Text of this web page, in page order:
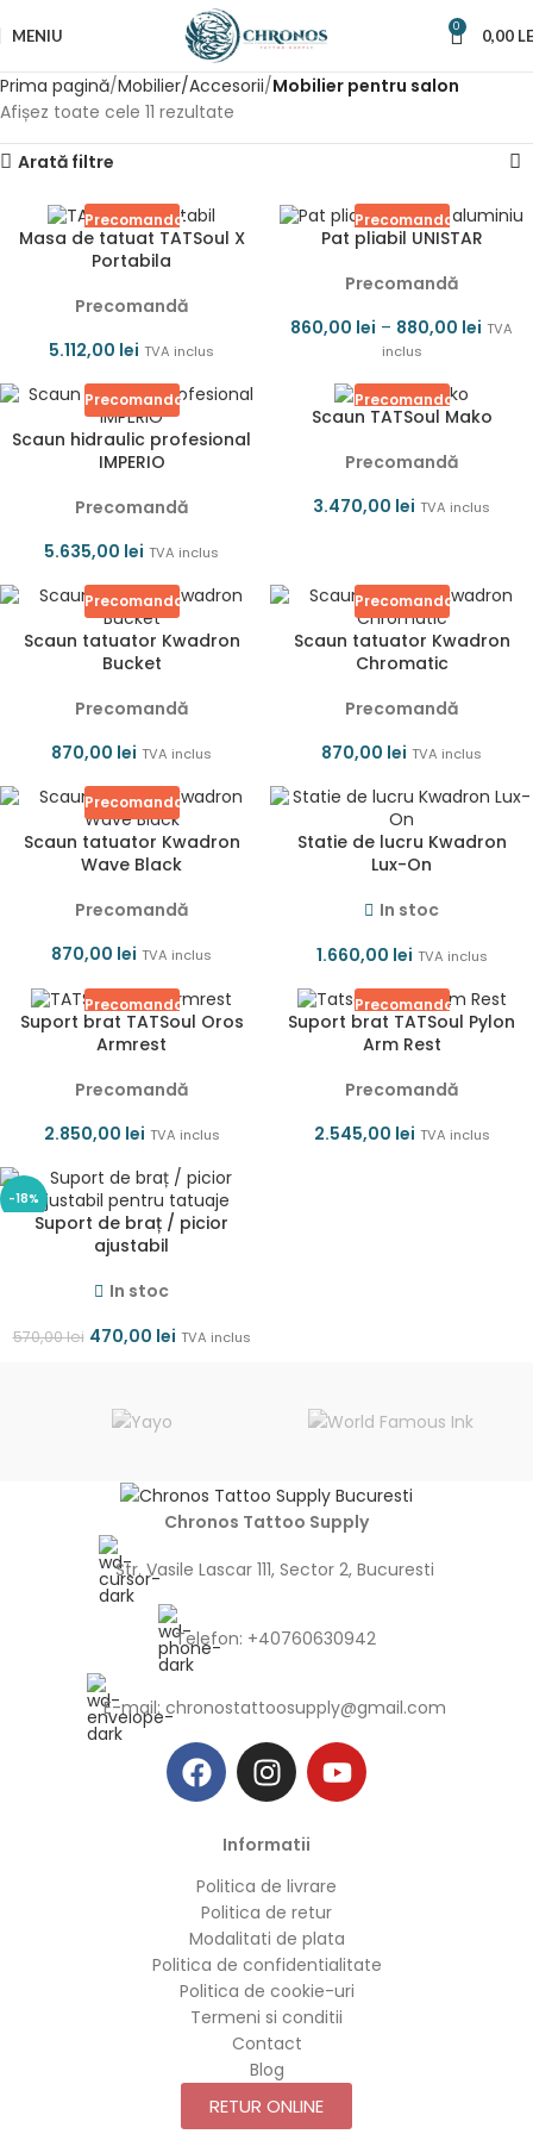
MENIU 0 0,00
Prima pagină Mobilier/Accesorii Mobilier pentru salon
Afișez toate cele 11 rezultate
Arată filtre
Precomanda
Masa de tatuat TATSoul X
Portabila
Precomandă
5.112,00 lei TVA inclus
Precomanda
Pat pliabil UNISTAR
Precomandă
860,00 lei – 880,00 lei TVA
inclus
Precomanda
Scaun hidraulic profesional
IMPERIO
Precomandă
5.635,00 lei TVA inclus
Precomanda
Scaun TATSoul Mako
Precomandă
3.470,00 lei TVA inclus
Precomanda
Scaun tatuator Kwadron
Bucket
Precomandă
870,00 lei TVA inclus
Precomanda
Scaun tatuator Kwadron
Chromatic
Precomandă
870,00 lei TVA inclus
Precomanda
Scaun tatuator Kwadron
Wave Black
Precomandă
870,00 lei TVA inclus
Statie de lucru Kwadron
Lux-On
In stoc
1.660,00 lei TVA inclus
Precomanda
Suport brat TATSoul Oros
Armrest
Precomandă
2.850,00 lei TVA inclus
Precomanda
Suport brat TATSoul Pylon
Arm Rest
Precomandă
2.545,00 lei TVA inclus
-18%
Suport de braț / picior
ajustabil
In stoc
570,00lei 470,00 lei TVA inclus
Chronos Tattoo Supply
Str. Vasile Lascar 111, Sector 2, Bucuresti
Telefon: +40760630942
E-mail:chronostattoosupply@gmail.com
Informatii
Politica de livrare
Politica de retur
Modalitati de plata
Politica de confidentialitate
Politica de cookie-uri
Termeni si conditii
Contact
Blog
RETUR ONLINE